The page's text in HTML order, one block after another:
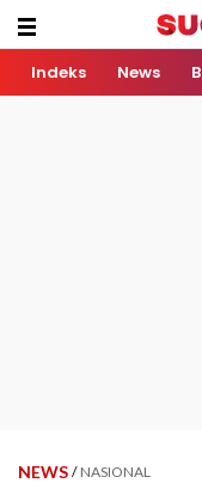
Indeks News
NEWS / NASIONAL